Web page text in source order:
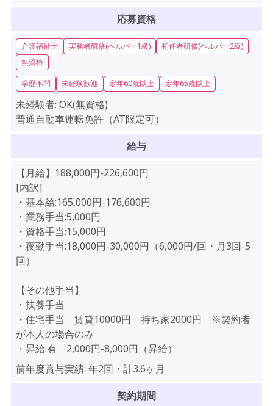
応募資格
介護福祉士 実務者研修(ヘルパー1級)
初任者研修(ヘルパー2級)
無資格
学歴不問 未経験歓迎 定年60歳以上 定年65歳以上
未経験者: OK(無資格)
普通自動車運転免許（AT限定可）
給与
【月給】188,000円-226,600円
[内訳]
・基本給:165,000円-176,600円
・業務手当:5,000円
・資格手当:15,000円
・夜勤手当:18,000円-30,000円（6,000円/回・月3回-5
回）
【その他手当】
・扶養手当
・住宅手当 賃貸10000円 持ち家2000円 ※契約者
が本人の場合のみ
・昇給:有 2,000円-8,000円（昇給）
前年度賞与実績: 年2回・計3.6ヶ月
契約期間